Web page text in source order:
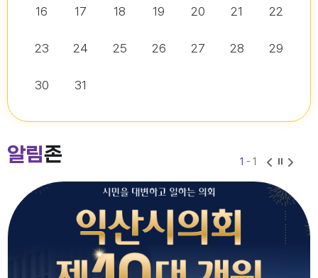
2026-06-26
2026-07-24
2026-07-07
2026-06-30
익산시의회 기간제근로자(비서, 행정보조) 채용 공고
16 17 18 19 20 21 22
23 24 25 26 27 28 29
30 31
알림존 1 - 1